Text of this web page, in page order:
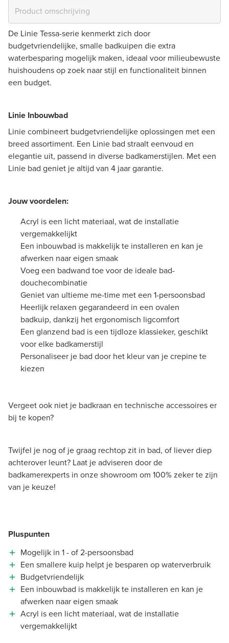
De Linie Tessa-serie kenmerkt zich door
budgetvriendelijke, smalle badkuipen die extra
waterbesparing mogelijk maken, ideaal voor milieubewuste
huishoudens op zoek naar stijl en functionaliteit binnen
een budget.
Linie Inbouwbad
Linie combineert budgetvriendelijke oplossingen met een
breed assortiment. Een Linie bad straalt eenvoud en
elegantie uit, passend in diverse badkamerstijlen. Met een
Linie bad geniet je altijd van 4 jaar garantie.
Jouw voordelen:
Acryl is een licht materiaal, wat de installatie
vergemakkelijkt
Een inbouwbad is makkelijk te installeren en kan je
afwerken naar eigen smaak
Voeg een badwand toe voor de ideale bad-
douchecombinatie
Geniet van ultieme me-time met een 1-persoonsbad
Heerlijk relaxen gegarandeerd in een ovalen
badkuip, dankzij het ergonomisch ligcomfort
Een glanzend bad is een tijdloze klassieker, geschikt
voor elke badkamerstijl
Personaliseer je bad door het kleur van je crepine te
kiezen
Vergeet ook niet je badkraan en technische accessoires er
bij te kopen?
Twijfel je nog of je graag rechtop zit in bad, of liever diep
achterover leunt? Laat je adviseren door de
badkamerexperts in onze showroom om 100% zeker te zijn
van je keuze!
Pluspunten
Mogelijk in 1 - of 2-persoonsbad
Een smallere kuip helpt je besparen op waterverbruik
Budgetvriendelijk
Een inbouwbad is makkelijk te installeren en kan je
afwerken naar eigen smaak
Acryl is een licht materiaal, wat de installatie
vergemakkelijkt